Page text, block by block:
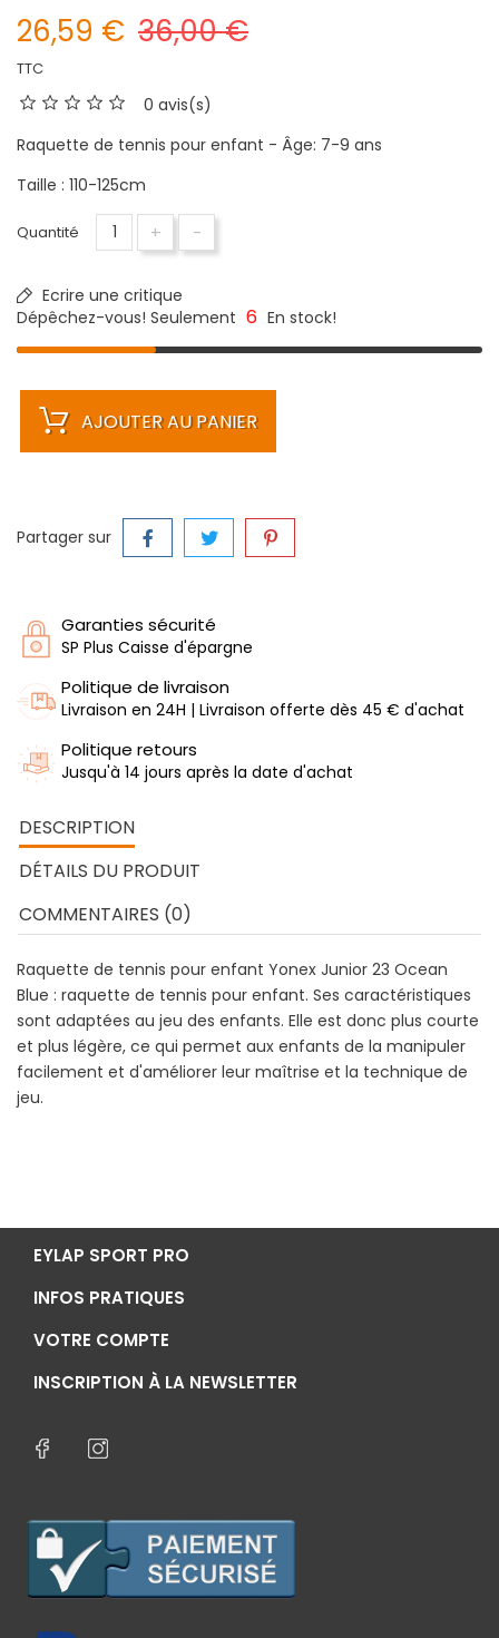
26,59 € 36,00 €
TTC
0 avis(s)
Raquette de tennis pour enfant - Âge: 7-9 ans
Taille : 110-125cm
Quantité + -
Ecrire une critique
Dépêchez-vous! Seulement 6 En stock!
AJOUTER AU PANIER
Partager sur
Garanties sécurité
SP Plus Caisse d'épargne
Politique de livraison
Livraison en 24H | Livraison offerte dès 45 € d'achat
Politique retours
Jusqu'à 14 jours après la date d'achat
DESCRIPTION
DÉTAILS DU PRODUIT
COMMENTAIRES (0)
Raquette de tennis pour enfant Yonex Junior 23 Ocean
Blue : raquette de tennis pour enfant. Ses caractéristiques
sont adaptées au jeu des enfants. Elle est donc plus courte
et plus légère, ce qui permet aux enfants de la manipuler
facilement et d'améliorer leur maîtrise et la technique de
jeu.
EYLAP SPORT PRO
INFOS PRATIQUES
VOTRE COMPTE
INSCRIPTION À LA NEWSLETTER